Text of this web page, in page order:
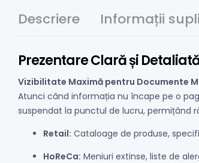
Descriere Informații
Prezentare Clară și
Vizibilitate Maximă pentru Documente
Atunci când informația nu încape pe o
suspendat la punctul de lucru, permițând
Retail: Cataloage de produse,
HoReCa: Meniuri extinse, liste de